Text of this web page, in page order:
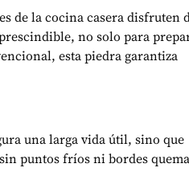
de la cocina casera disfruten
no solo para
esta piedra garantiza
una larga vida útil, sino que
puntos fríos ni bordes